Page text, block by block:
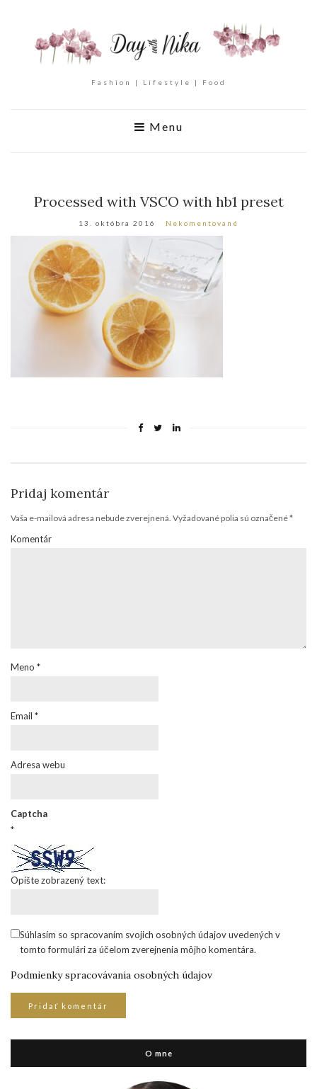
Fashion | Lifestyle | Food
Menu
Processed with VSCO with hb1 preset
13. októbra 2016 Nekomentované
Pridaj komentár
Vaša e-mailová adresa nebude zverejnená. Vyžadované polia sú označené*
Komentár
Meno *
Email *
Adresa webu
Captcha
*
Opíšte zobrazený text:
Súhlasím so spracovaním svojich osobných údajov uvedených v
tomto formulári za účelom zverejnenia môjho komentára.
Podmienky spracovávania osobných údajov
O mne